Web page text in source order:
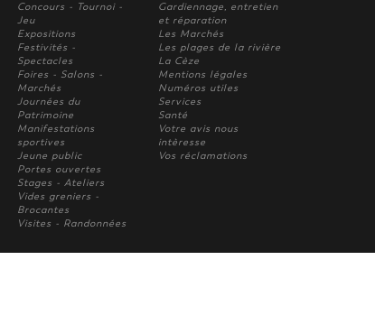
Concours - Tournoi -
Jeu
Expositions
Festivités -
Spectacles
Foires - Salons -
Marchés
Journées du
Patrimoine
Manifestations
sportives
Jeune public
Portes ouvertes
Stages - Ateliers
Vides greniers -
Brocantes
Visites - Randonnées
Gardiennage, entretien
et réparation
Les Marchés
Les plages de la rivière
La Cèze
Mentions légales
Numéros utiles
Services
Santé
Votre avis nous
intèresse
Vos réclamations